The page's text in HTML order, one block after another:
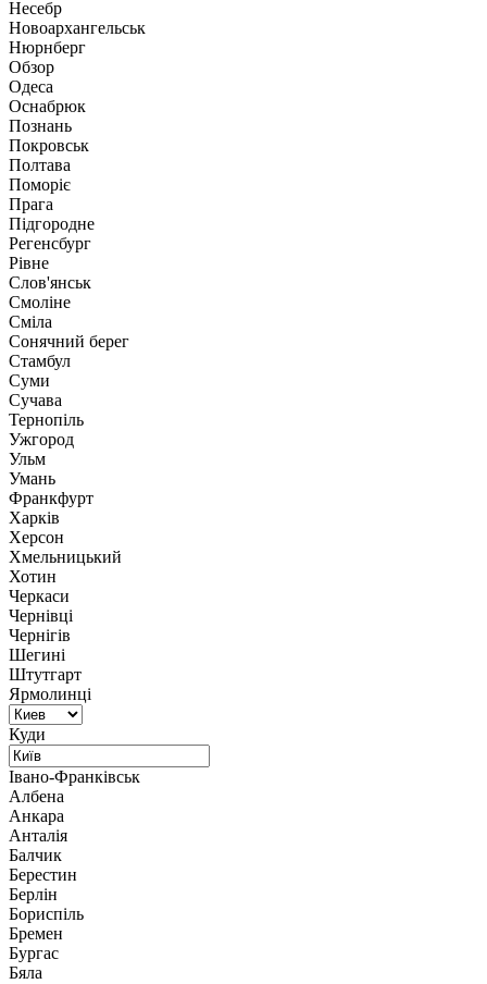
Несебр
Новоархангельськ
Нюрнберг
Обзор
Одеса
Оснабрюк
Познань
Покровськ
Полтава
Поморіє
Прага
Підгородне
Регенсбург
Рівне
Слов'янськ
Смоліне
Сміла
Сонячний берег
Стамбул
Суми
Сучава
Тернопіль
Ужгород
Ульм
Умань
Франкфурт
Харків
Херсон
Хмельницький
Хотин
Черкаси
Чернівці
Чернігів
Шегині
Штутгарт
Ярмолинці
Куди
Івано-Франківськ
Албена
Анкара
Анталія
Балчик
Берестин
Берлін
Бориспіль
Бремен
Бургас
Бяла